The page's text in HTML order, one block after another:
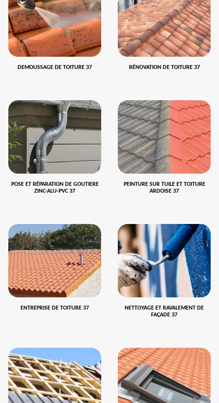
DEMOUSSAGE DE TOITURE 37 RÉNOVATION DE TOITURE 37
POSE ET RÉPARATION DE GOUTIERE
ZINC-ALU-PVC 37
PEINTURE SUR TUILE ET TOITURE
ARDOISE 37
ENTREPRISE DE TOITURE 37
NETTOYAGE ET RAVALEMENT DE
FAÇADE 37